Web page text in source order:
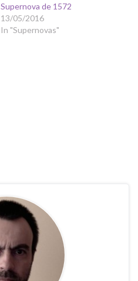
Supernova de 1572
13/05/2016
In "Supernovas"